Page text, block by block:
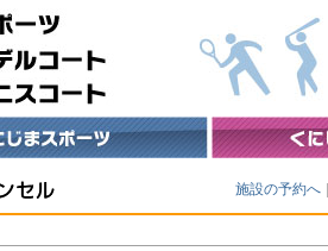
施設の予約へ